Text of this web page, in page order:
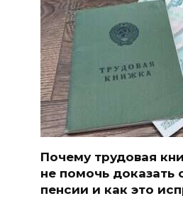
Почему трудовая
не помочь доказать
пенсии и как это